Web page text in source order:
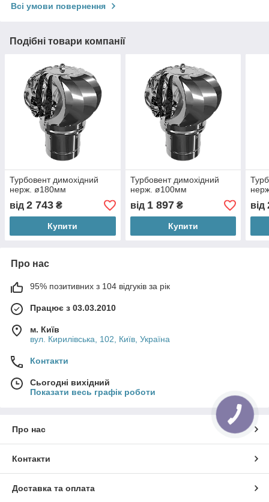
Всі умови повернення
Подібні товари компанії
Турбовент димохідний
нерж. ø180мм
від 2 743 ₴
Купити
Турбовент димохідний
нерж. ø100мм
від 1 897₴
Купити
від
Про нас
95% позитивних з 104 відгуків за рік
Працює з 03.03.2010
м. Київ
вул. Кирилівська, 102, Київ, Україна
Контакти
Сьогодні вихідний
Показати весь графік роботи
Про нас
Контакти
Доставка та оплата